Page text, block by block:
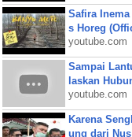
Safira
s Horeg
youtube.com
Sampai
laskan
youtube.com
Karena
ung dari